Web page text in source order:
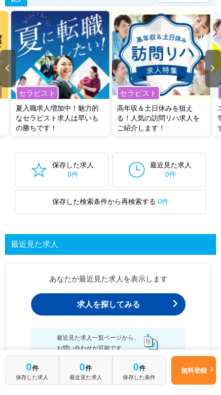
セラピスト
夏入職求人増加中！魅力的
なセラピスト求人は早いも
の勝ちです！
セラピスト
高年収＆土日休みを狙え
る！人気の訪問リハ求人を
ご紹介します！
保存した求人
0件
最近見た求人
0件
保存した検索条件から再検索する 0件
最近見た求人
あなたが最近見た求人を表示します
求人を探してみる
最近見た求人一覧ページから、
お問い合わせが可能です。
0件
保存した求人
0件
最近見た求人
0件
保存した条件
無料登録